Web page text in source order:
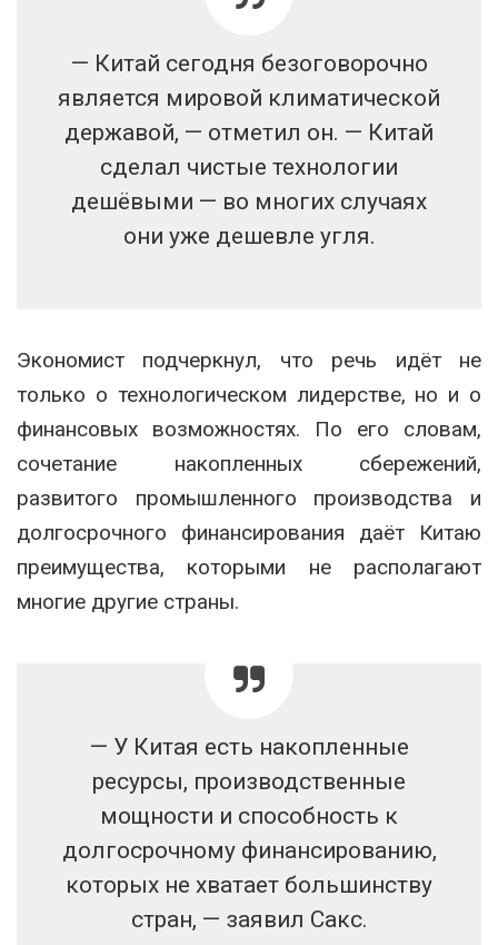
— Китай сегодня безоговорочно
является мировой климатической
державой, — отметил он. — Китай
сделал чистые технологии
дешёвыми — во многих случаях
они уже дешевле угля.
Экономист подчеркнул, что речь идёт не
только о технологическом лидерстве, но и о
финансовых возможностях. По его словам,
сочетание накопленных сбережений,
развитого промышленного производства и
долгосрочного финансирования даёт Китаю
преимущества, которыми не располагают
многие другие страны.
— У Китая есть накопленные
ресурсы, производственные
мощности и способность к
долгосрочному финансированию,
которых не хватает большинству
стран, — заявил Сакс.